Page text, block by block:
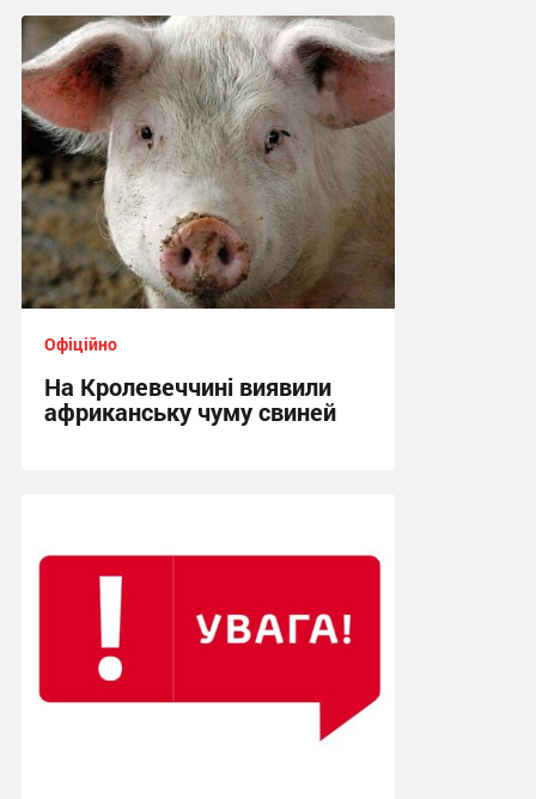
23:25, 21.07.2026
Офіційно
На Кролевеччині виявили
африканську чуму свиней